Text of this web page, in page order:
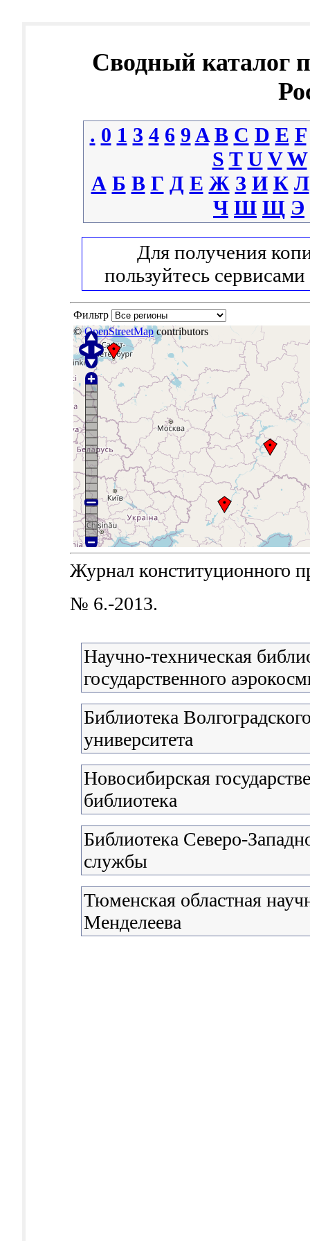
Сводный каталог
. 0 1 3 4 6 9 A B C D E F
S T U V W
А Б В Г Д Е Ж З И К Л
Ч Ш Щ Э
Для получения
пользуйтесь сервисами
Фильтр
©OpenStreetMap contributors
Журнал конституционного
№ 6.-2013.
Научно-техническая
государственного
Библиотека
университета
Новосибирская
библиотека
Библиотека Северо-
службы
Тюменская областная
Менделеева